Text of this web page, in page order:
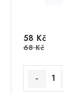
58 Kč
68 Kč